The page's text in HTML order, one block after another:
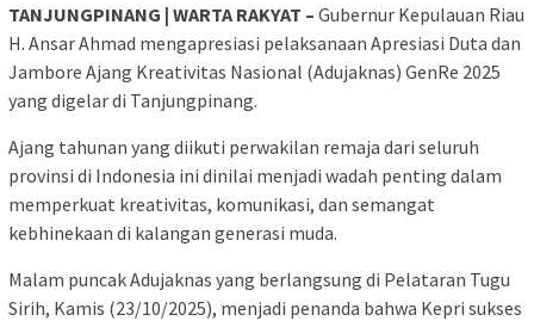
TANJUNGPINANG | WARTA RAKYAT – Gubernur Kepulauan Riau
H. Ansar Ahmad mengapresiasi pelaksanaan Apresiasi Duta dan
Jambore Ajang Kreativitas Nasional (Adujaknas) GenRe 2025
yang digelar di Tanjungpinang.
Ajang tahunan yang diikuti perwakilan remaja dari seluruh
provinsi di Indonesia ini dinilai menjadi wadah penting dalam
memperkuat kreativitas, komunikasi, dan semangat
kebhinekaan di kalangan generasi muda.
Malam puncak Adujaknas yang berlangsung di Pelataran Tugu
Sirih, Kamis (23/10/2025), menjadi penanda bahwa Kepri sukses